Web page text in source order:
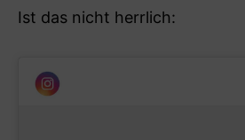
Ist das nicht herrlich: